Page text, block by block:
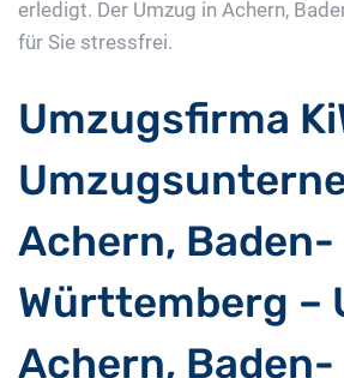
erledigt. Der Umzug in Achern,
für Sie stressfrei.
Umzugsfirma
Achern, Baden-
Württemberg –
Achern, Baden-